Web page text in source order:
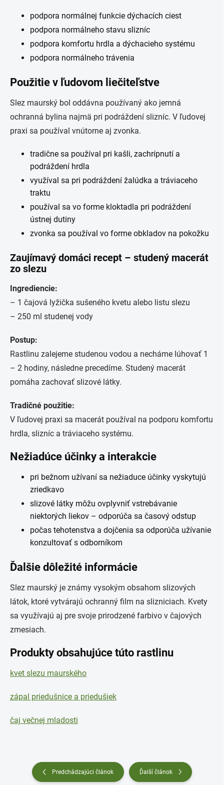
podpora normálnej funkcie dýchacích ciest
podpora normálneho stavu slizníc
podpora komfortu hrdla a dýchacieho systému
podpora normálneho trávenia
Použitie v ľudovom liečiteľstve
Slez maurský bol oddávna používaný ako jemná
ochranná bylina najmä pri podráždení slizníc. V ľudovej
praxi sa používal vnútorne aj zvonka.
tradične sa používal pri kašli, zachrípnutí a
podráždení hrdla
využíval sa pri podráždení žalúdka a tráviaceho
traktu
používal sa vo forme kloktadla pri podráždení
ústnej dutiny
zvonka sa používal vo forme obkladov na pokožku
Zaujímavý domáci recept – studený macerát
zo slezu
Ingrediencie:
– 1 čajová lyžička sušeného kvetu alebo listu slezu
– 250 ml studenej vody
Postup:
Rastlinu zalejeme studenou vodou a necháme lúhovať 1
– 2 hodiny, následne precedíme. Studený macerát
pomáha zachovať slizové látky.
Tradičné použitie:
V ľudovej praxi sa macerát používal na podporu komfortu
hrdla, slizníc a tráviaceho systému.
Nežiadúce účinky a interakcie
pri bežnom užívaní sa nežiaduce účinky vyskytujú
zriedkavo
slizové látky môžu ovplyvniť vstrebávanie
niektorých liekov – odporúča sa časový odstup
počas tehotenstva a dojčenia sa odporúča užívanie
konzultovať s odborníkom
Ďalšie dôležité informácie
Slez maurský je známy vysokým obsahom slizových
látok, ktoré vytvárajú ochranný film na slizniciach. Kvety
sa využívajú aj pre svoje prirodzené farbivo v čajových
zmesiach.
Produkty obsahujúce túto rastlinu
kvet slezu maurského
zápal priedušnice a priedušiek
čaj večnej mladosti
Predchádzajúci článok Ďalší článok